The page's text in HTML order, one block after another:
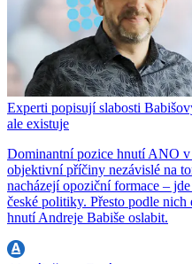
Experti popisují slabosti
ale existuje
Dominantní pozice hnutí ANO v
objektivní příčiny nezávislé na
nacházejí opoziční formace –
české politiky. Přesto podle
hnutí Andreje Babiše oslabit.